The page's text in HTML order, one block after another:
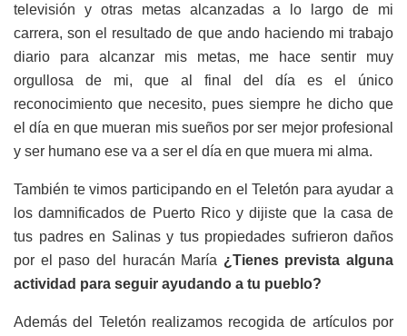
televisión y otras metas alcanzadas a lo largo de mi
carrera, son el resultado de que ando haciendo mi trabajo
diario para alcanzar mis metas, me hace sentir muy
orgullosa de mi, que al final del día es el único
reconocimiento que necesito, pues siempre he dicho que
el día en que mueran mis sueños por ser mejor profesional
y ser humano ese va a ser el día en que muera mi alma.
También te vimos participando en el Teletón para ayudar a
los damnificados de Puerto Rico y dijiste que la casa de
tus padres en Salinas y tus propiedades sufrieron daños
por el paso del huracán María ¿Tienes prevista alguna
actividad para seguir ayudando a tu pueblo?
Además del Teletón realizamos recogida de artículos por